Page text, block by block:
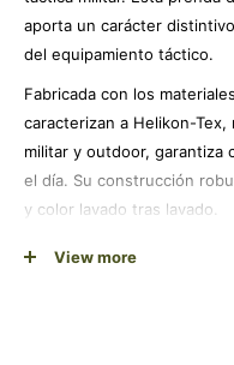
aporta un carácter
del equipamiento táctico.
Fabricada con los
caracterizan a Helikon-
militar y outdoor, garantiza
el día. Su construcción
y color lavado tras lavado.
El corte regular en talla
View more